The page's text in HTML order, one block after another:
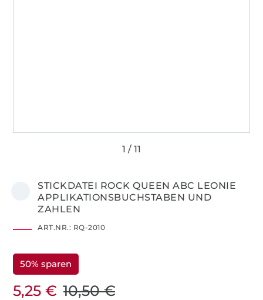
STICKDATEI ROCK QUEEN ABC LEONIE
APPLIKATIONSBUCHSTABEN UND
ZAHLEN
ART.NR.: RQ-2010
50% sparen
5,25 € 10,50 €